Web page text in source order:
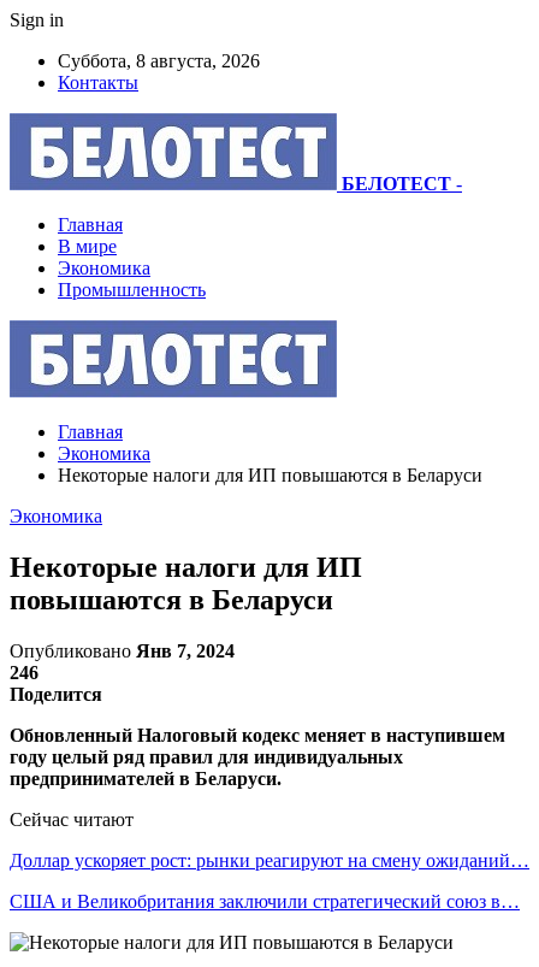
Sign in
Суббота, 8 августа, 2026
Контакты
БЕЛОТЕСТ -
Главная
В мире
Экономика
Промышленность
Главная
Экономика
Некоторые налоги для ИП повышаются в Беларуси
Экономика
Некоторые налоги для ИП
повышаются в Беларуси
Опубликовано Янв 7, 2024
246
Поделится
Обновленный Налоговый кодекс меняет в наступившем
году целый ряд правил для индивидуальных
предпринимателей в Беларуси.
Сейчас читают
Доллар ускоряет рост: рынки реагируют на смену ожиданий…
США и Великобритания заключили стратегический союз в…